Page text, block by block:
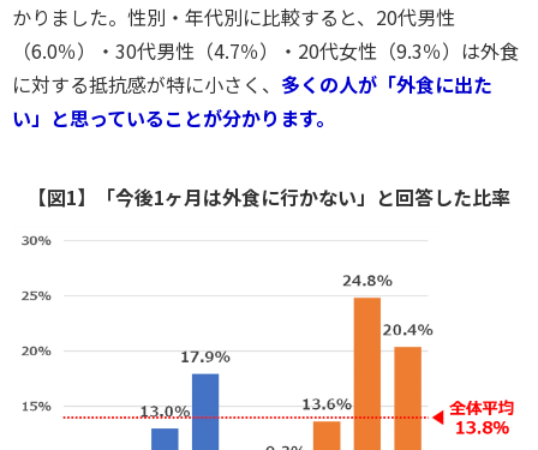
かりました。性別・年代別に比較すると、20代男性
（6.0％）・30代男性（4.7％）・20代女性（9.3％）は外食
に対する抵抗感が特に小さく、 多くの人が「外食に出た
い」と思っていることが分かります。
【図1】「今後1ヶ月は外食に行かない」と回答した比率